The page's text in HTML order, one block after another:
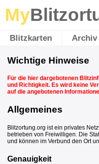
My
Blitzkarten Archiv
Wichtige Hinweise
Für die hier dargebotenen
und Richtigkeit. Es wird keine
auf die angebotenen
Allgemeines
Blitzortung.org ist ein privates
betrieben von Freiwilligen. Die
und können im Verbund den Ort
Genauigkeit